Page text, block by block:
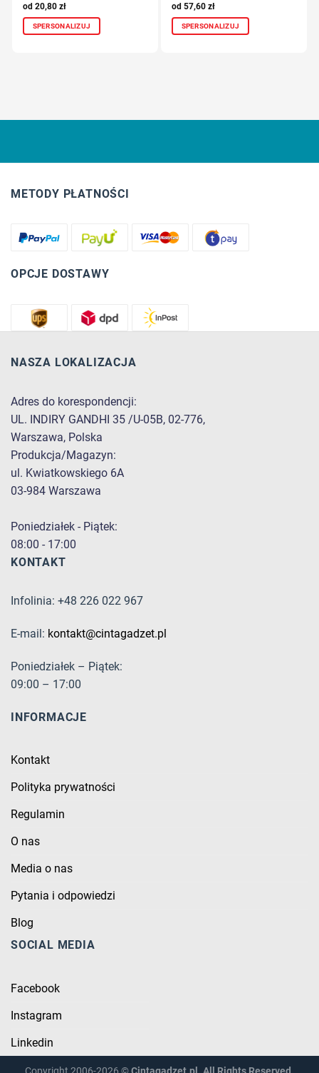
20,80 zł
SPERSONALIZUJ
57,60 zł
SPERSONALIZUJ
METODY PŁATNOŚCI
OPCJE DOSTAWY
NASZA LOKALIZACJA
Adres do korespondencji:
UL. INDIRY GANDHI 35 /U-05B, 02-776,
Warszawa, Polska
Produkcja/Magazyn:
ul. Kwiatkowskiego 6A
03-984 Warszawa
Poniedziałek - Piątek:
08:00 - 17:00
KONTAKT
Infolinia: +48 226 022 967
E-mail: kontakt@cintagadzet.pl
Poniedziałek – Piątek:
09:00 – 17:00
INFORMACJE
Kontakt
Polityka prywatności
Regulamin
O nas
Media o nas
Pytania i odpowiedzi
Blog
SOCIAL MEDIA
Facebook
Instagram
Linkedin